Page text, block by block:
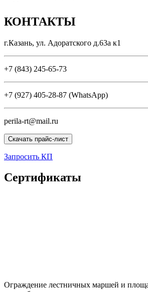
КОНТАКТЫ
г.Казань, ул. Адоратского д.63а к1
+7 (843) 245-65-73
+7 (927) 405-28-87 (WhatsApp)
perila-rt@mail.ru
Скачать прайс-лист
Запросить КП
Сертификаты
Ограждение лестничных маршей и